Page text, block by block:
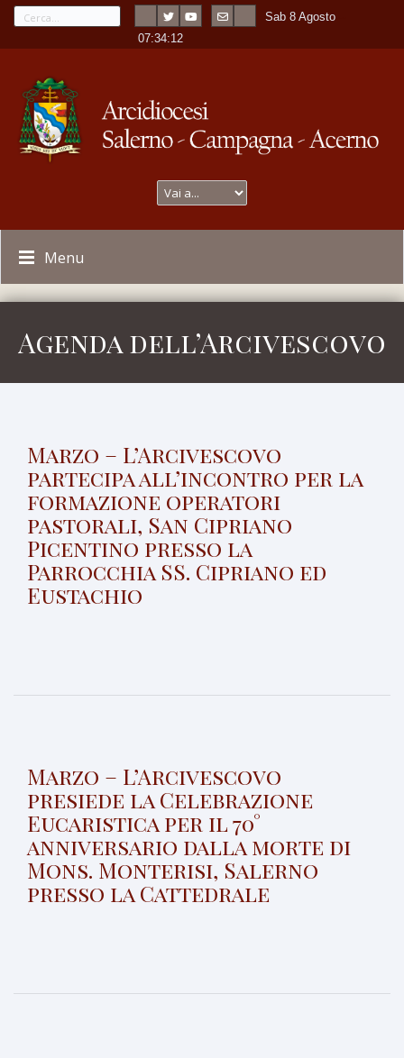
Sab 8 Agosto
-07:34:13
Menu
Agenda dell’Arcivescovo
Marzo – L’Arcivescovo
partecipa all’incontro per la
formazione operatori
pastorali, San Cipriano
Picentino presso la
Parrocchia SS. Cipriano ed
Eustachio
Marzo – L’Arcivescovo
presiede la Celebrazione
Eucaristica per il 70°
anniversario dalla morte di
Mons. Monterisi, Salerno
presso la Cattedrale